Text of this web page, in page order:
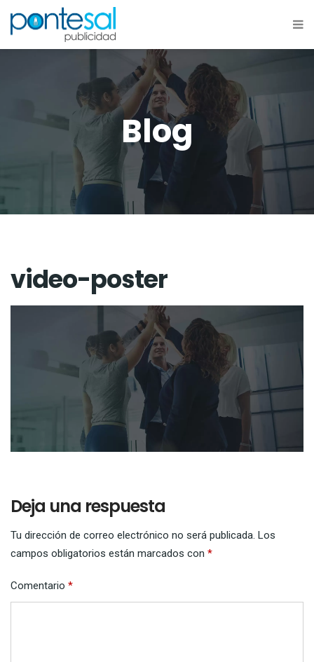
Blog
video-poster
Deja una respuesta
Tu dirección de correo electrónico no será publicada. Los
campos obligatorios están marcados con *
Comentario *